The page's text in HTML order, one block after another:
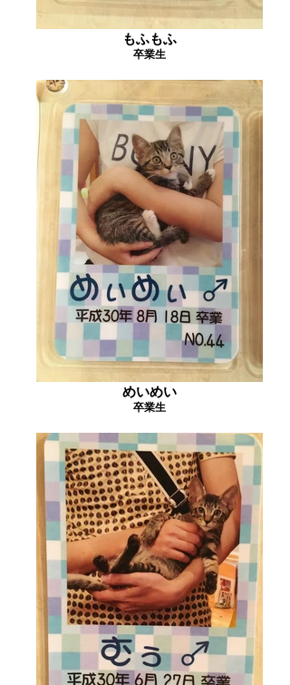
もふもふ
卒業生
めいめい
卒業生